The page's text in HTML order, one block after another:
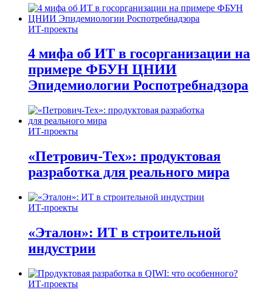
ИТ-проекты
4 мифа об ИТ в госорганизации на
примере ФБУН ЦНИИ
Эпидемиологии Роспотребнадзора
ИТ-проекты
«Петрович-Тех»: продуктовая
разработка для реального мира
ИТ-проекты
«Эталон»: ИТ в строительной
индустрии
ИТ-проекты